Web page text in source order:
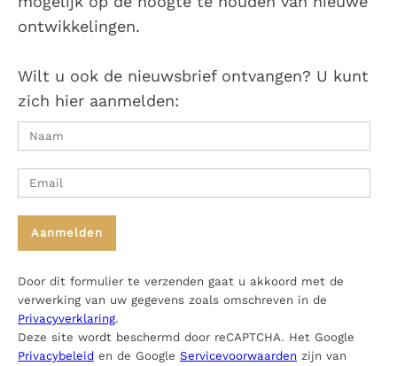
ontwikkelingen.
Wilt u ook de nieuwsbrief ontvangen? U kunt
zich hier aanmelden:
Door dit formulier te verzenden gaat u akkoord met de
verwerking van uw gegevens zoals omschreven in de
Privacyverklaring.
Deze site wordt beschermd door reCAPTCHA. Het Google
Privacybeleid en de Google Servicevoorwaarden zijn van